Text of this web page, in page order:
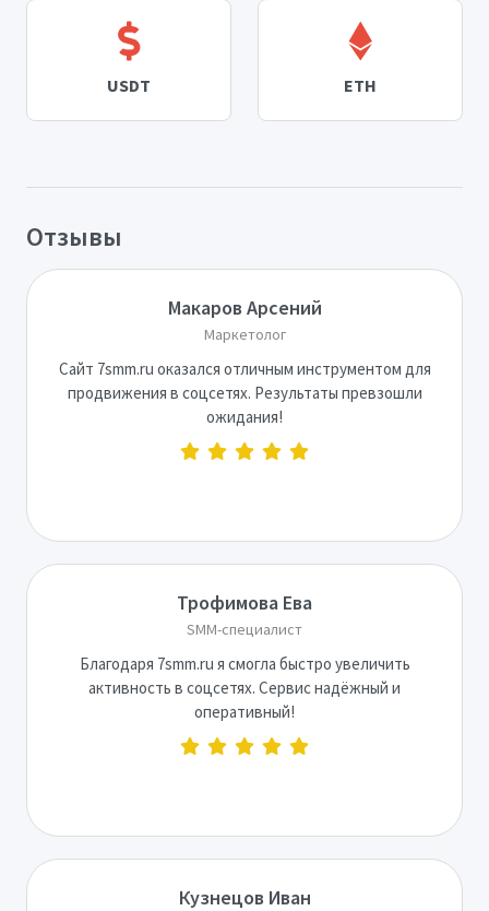
USDT ETH
Отзывы
Макаров Арсений
Маркетолог
Сайт 7smm.ru оказался отличным инструментом для
продвижения в соцсетях. Результаты превзошли
ожидания!
Трофимова Ева
SMM-специалист
Благодаря 7smm.ru я смогла быстро увеличить
активность в соцсетях. Сервис надёжный и
оперативный!
Кузнецов Иван